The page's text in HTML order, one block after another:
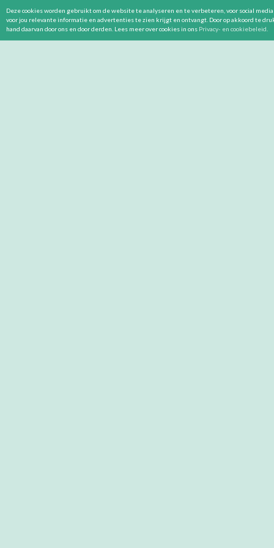
Deze cookies worden gebruikt om de website te analyseren en te verbeteren, voor social
voor jou relevante informatie en advertenties te zien krijgt en ontvangt. Door op akkoord te
hand daarvan door ons en door derden. Lees meer over cookies in ons Privacy- en cookiebeleid